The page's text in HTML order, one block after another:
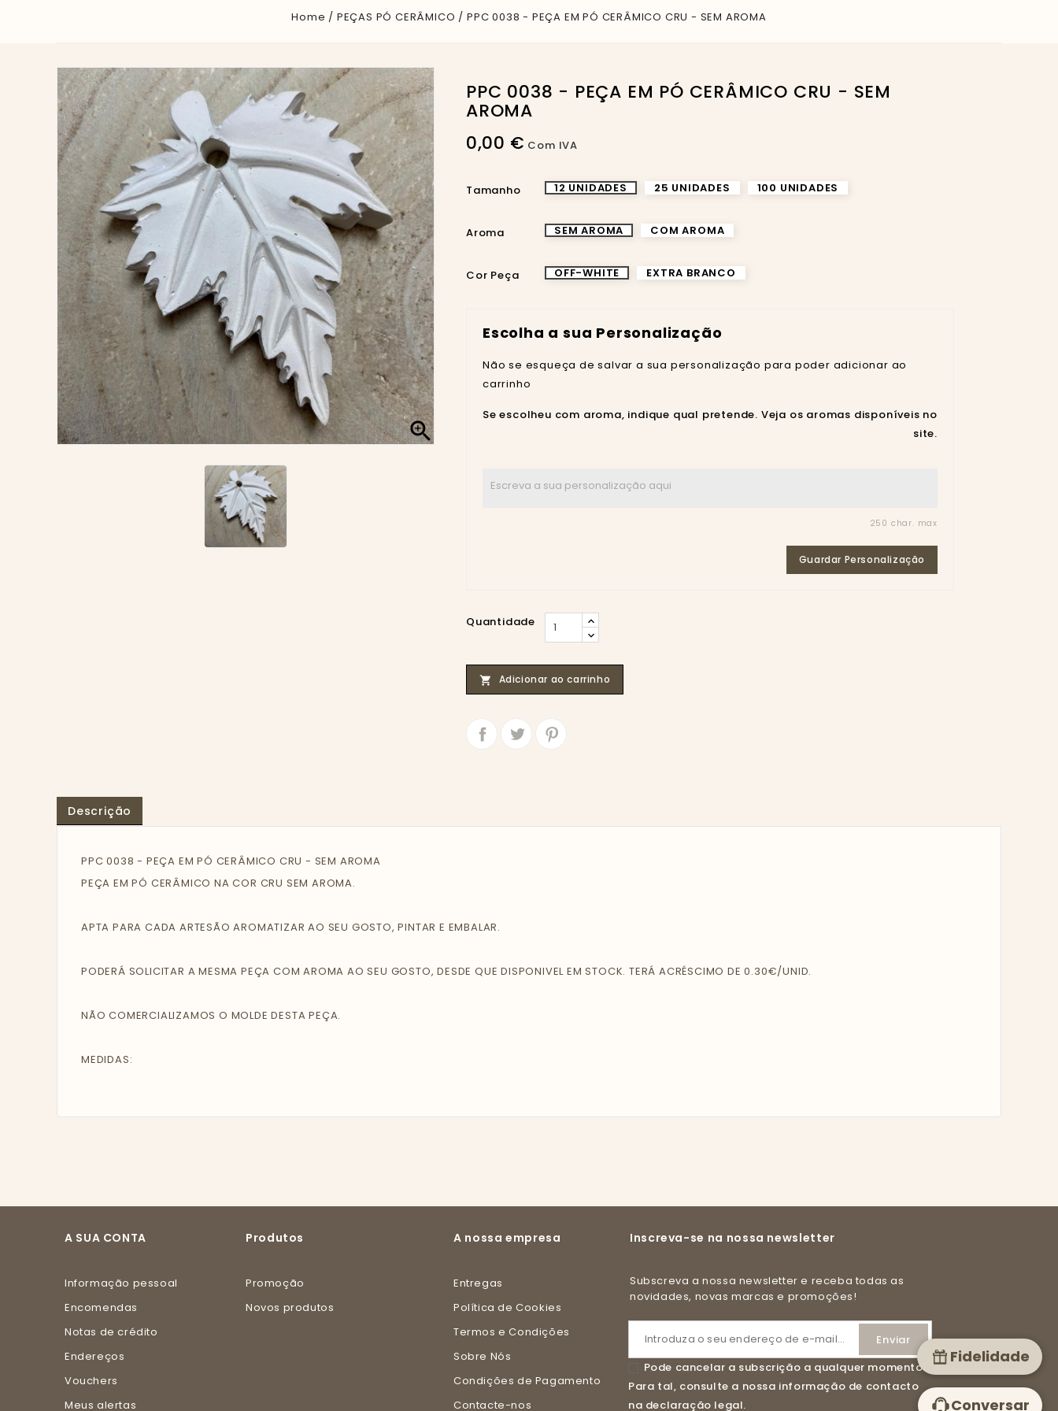
Home PEÇAS PÓ CERÂMICO PPC 0038 - PEÇA EM PÓ CERÂMICO CRU - SEM AROMA

PPC 0038 - PEÇA EM PÓ CERÂMICO CRU - SEM
AROMA
0,00 €
Com IVA
Tamanho 12 UNIDADES 25 UNIDADES 100 UNIDADES
Aroma SEM AROMA COM AROMA
Cor Peça OFF-WHITE EXTRA BRANCO
Escolha a sua Personalização
Não se esqueça de salvar a sua personalização para poder adicionar ao
carrinho
Se escolheu com aroma, indique qual pretende. Veja os aromas disponíveis no
site.
250 char. max
Guardar Personalização
Quantidade
 Adicionar ao carrinho
Descrição
PPC 0038 - PEÇA EM PÓ CERÂMICO CRU - SEM AROMA
PEÇA EM PÓ CERÂMICO NA COR CRU SEM AROMA.
APTA PARA CADA ARTESÃO AROMATIZAR AO SEU GOSTO, PINTAR E EMBALAR.
PODERÁ SOLICITAR A MESMA PEÇA COM AROMA AO SEU GOSTO, DESDE QUE DISPONIVEL EM STOCK. TERÁ ACRÉSCIMO DE 0.30€/UNID.
NÃO COMERCIALIZAMOS O MOLDE DESTA PEÇA.
MEDIDAS:
A SUA CONTA
Informação pessoal
Encomendas
Notas de crédito
Endereços
Vouchers
Meus alertas
Inscreva-se na nossa newsletter
Subscreva a nossa newsletter e receba todas as
novidades, novas marcas e promoções!
Pode cancelar a subscrição a qualquer momento.
Para tal, consulte a nossa informação de contacto
na declaração legal.
Produtos
Promoção
Novos produtos
A nossa empresa
Entregas
Política de Cookies
Termos e Condições
Sobre Nós
Condições de Pagamento
Contacte-nos
Conversar
Fidelidade